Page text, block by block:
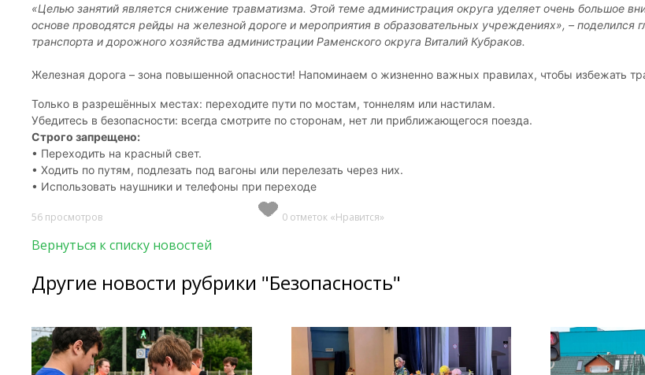
«Целью занятий является снижение травматизма. Этой теме администрация округа уделяет очень большое
основе проводятся рейды на железной дороге и мероприятия в образовательных учреждениях», – поделился
транспорта и дорожного хозяйства администрации Раменского округа Виталий Кубраков.
Железная дорога – зона повышенной опасности! Напоминаем о жизненно важных правилах, чтобы избежать
Только в разрешённых местах: переходите пути по мостам, тоннелям или настилам.
Убедитесь в безопасности: всегда смотрите по сторонам, нет ли приближающегося поезда.
Строго запрещено:
• Переходить на красный свет.
• Ходить по путям, подлезать под вагоны или перелезать через них.
• Использовать наушники и телефоны при переходе
56 просмотров 0 отметок «Нравится»
Вернуться к списку новостей
Другие новости рубрики "Безопасность"